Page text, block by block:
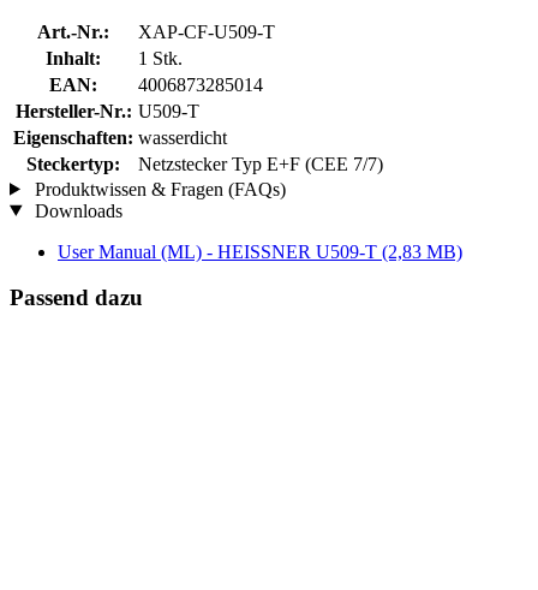
Art.-Nr.:
XAP-CF-U509-T
Inhalt:
1 Stk.
EAN:
4006873285014
Hersteller-Nr.: U509-T
Eigenschaften: wasserdicht
Steckertyp:
Netzstecker Typ E+F (CEE 7/7)
Produktwissen & Fragen (FAQs)
Downloads
User Manual (ML) - HEISSNER U509-T (2,83 MB)
Passend dazu